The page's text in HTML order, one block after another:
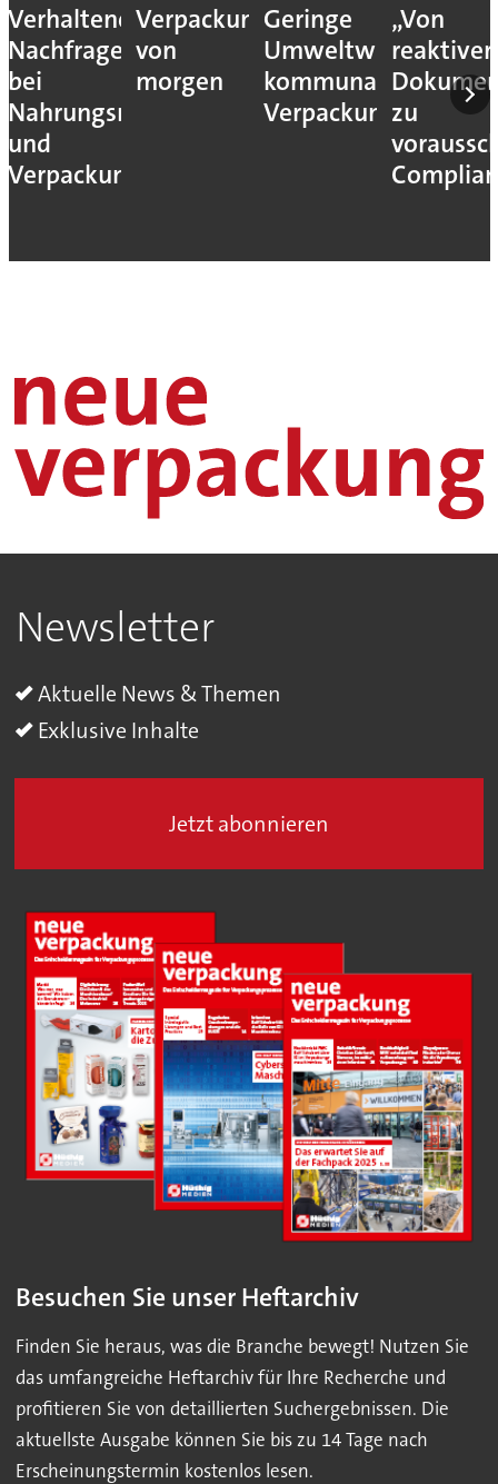
Verhaltene
Nachfrage
bei
Nahrungsmittel-
und
Verpackungsmaschinen
Verpackungslogistik
von
morgen
Geringe
Umweltwirkung
kommunaler
Verpackungssteuern
„Von
reaktiver
zu
Newsletter
Aktuelle News & Themen
Exklusive Inhalte
Jetzt abonnieren
Besuchen Sie unser Heftarchiv
Finden Sie heraus, was die Branche bewegt! Nutzen Sie
das umfangreiche Heftarchiv für Ihre Recherche und
profitieren Sie von detaillierten Suchergebnissen. Die
aktuellste Ausgabe können Sie bis zu 14 Tage nach
Erscheinungstermin kostenlos lesen.